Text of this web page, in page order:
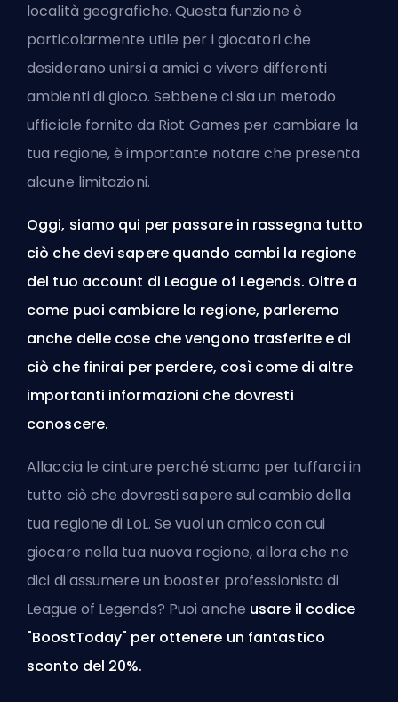
località geografiche. Questa funzione è
particolarmente utile per i giocatori che
desiderano unirsi a amici o vivere differenti
ambienti di gioco. Sebbene ci sia un metodo
ufficiale fornito da Riot Games per cambiare la
tua regione, è importante notare che presenta
alcune limitazioni.
Oggi, siamo qui per passare in rassegna tutto
ciò che devi sapere quando cambi la regione
del tuo account di League of Legends. Oltre a
come puoi cambiare la regione, parleremo
anche delle cose che vengono trasferite e di
ciò che finirai per perdere, così come di altre
importanti informazioni che dovresti
conoscere.
Allaccia le cinture perché stiamo per tuffarci in
tutto ciò che dovresti sapere sul cambio della
tua regione di LoL. Se vuoi un amico con cui
giocare nella tua nuova regione, allora che ne
dici di assumere un booster professionista di
League of Legends? Puoi anche usare il codice
"BoostToday" per ottenere un fantastico
sconto del 20%.